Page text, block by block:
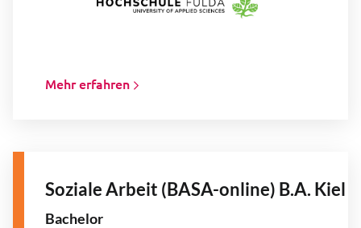
Mehr erfahren
Soziale Arbeit (BASA-online) B.A. Kiel
Bachelor